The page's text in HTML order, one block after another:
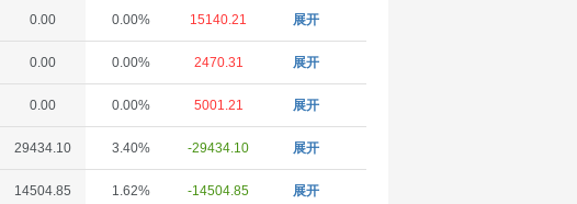
0.00 0.00% 15140.21 展开
0.00 0.00% 2470.31 展开
0.00 0.00% 5001.21 展开
29434.10 3.40% -29434.10 展开
14504.85 1.62% -14504.85 展开